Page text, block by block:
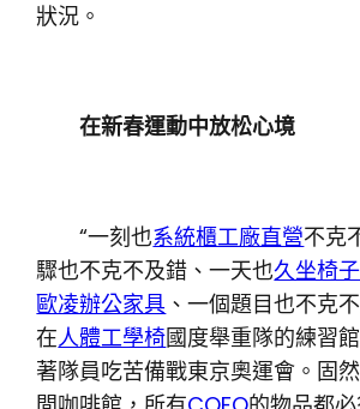
狀況。
在新春運動中放松心境
“一刻也系統櫃工廠直營不克
驟也不克不及錯、一天也久坐椅
歐凌辦公家具 、一個題目也不克
在人體工學椅國度舉重隊的練習
著隊員吃苦備戰東京奧運會。固